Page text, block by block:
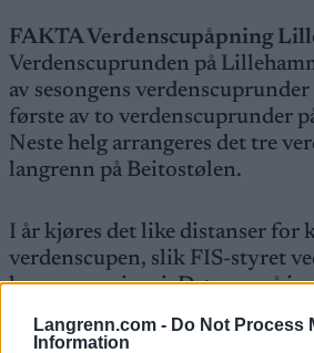
Langrenn.com - Do Not Process
Information
FAKTA Verdenscupåpning
Verdenscuprunden på
av sesongens
første av to verdenscuprunder
Neste helg arrangeres det tre
langrenn på Beitostølen.
I år kjøres det like distanser for
verdenscupen, slik FIS-styret
kongressen i mai. Det er også
andre endringer i verdenscupen